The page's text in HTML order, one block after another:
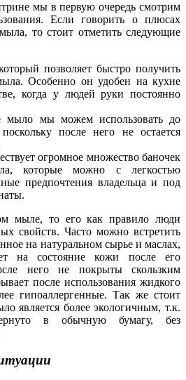
мы в первую очередь смотрим
Если говорить о плюсах
то стоит отметить следующие
позволяет быстро получить
Особенно он удобен на кухне
когда у людей руки постоянно
мыло мы можем использовать до
после него не остается
огромное множество баночек
которые можно с легкостью
предпочтения владельца и под
мыле, то его как правило люди
свойств. Часто можно встретить
на натуральном сырье и маслах,
на состояние кожи после его
него не покрыты скользким
после использования жидкого
гипоаллергенные. Так же стоит
является более экологичным, т.к.
в обычную бумагу, без